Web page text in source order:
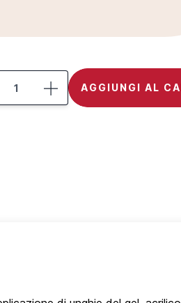
AGGIUNGI AL